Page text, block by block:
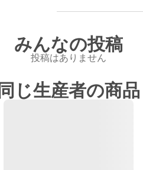
みんなの投稿
投稿はありません
同じ生産者の商品